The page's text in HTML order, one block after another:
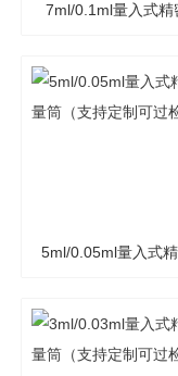
7ml/0.1ml量入式精
5ml/0.05ml量入式